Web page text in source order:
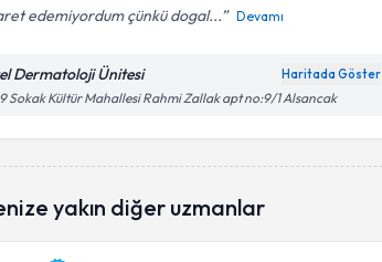
edemiyordum çünkü dogal...
Devamı
Dermatoloji Ünitesi Haritada Göster
Sokak Kültür Mahallesi Rahmi Zallak apt no:9/1 Alsancak
yakın diğer uzmanlar